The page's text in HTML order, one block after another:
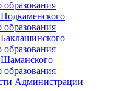
Администрации